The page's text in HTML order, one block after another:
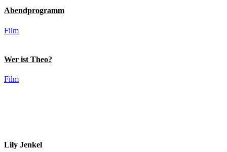
Abendprogramm
Film
Wer ist Theo?
Film
Lily Jenkel